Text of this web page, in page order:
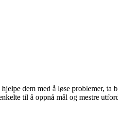
dem med å løse problemer,
til å oppnå mål og mestre